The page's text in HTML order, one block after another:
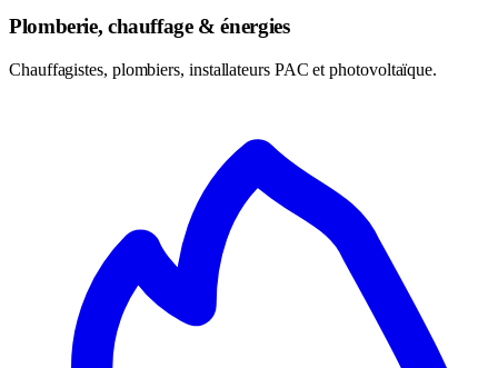
Plomberie, chauffage & énergies
Chauffagistes, plombiers, installateurs PAC et photovoltaïque.